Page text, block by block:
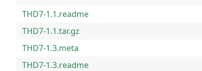
THD7-1.1.readme
THD7-1.1.tar.gz
THD7-1.3.meta
THD7-1.3.readme